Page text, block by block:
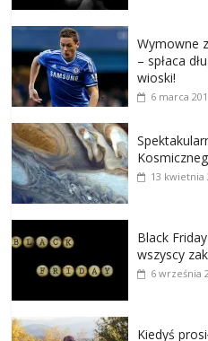
Wymowne
– spłaca
wioski!
6 marca
13 kwietnia
Black
wszyscy
6 września
Kiedyś